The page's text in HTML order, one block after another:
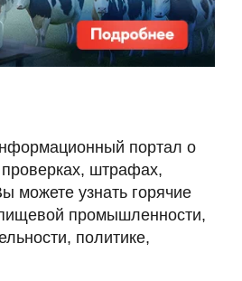
портал о
проверках, штрафах,
можете узнать горячие
промышленности,
политике,